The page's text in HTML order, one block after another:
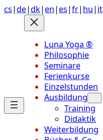
Anchor
Zum
Inhalt
springen
cs|de|dk| en| es|fr| hu| it
Luna Yoga ®
Philosophie
Seminare
Ferienkurse
Einzelstunden
Ausbildung
Training
Didaktik
Weiterbildung